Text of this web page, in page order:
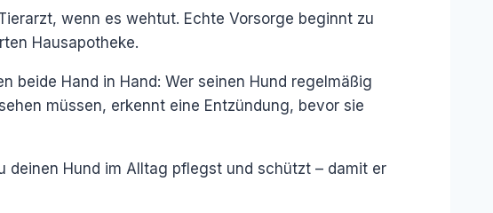
wenn es wehtut. Echte Vorsorge beginnt zu
Hausapotheke.
beide Hand in Hand: Wer seinen Hund regelmäßig
müssen, erkennt eine Entzündung, bevor sie
deinen Hund im Alltag pflegst und schützt – damit er